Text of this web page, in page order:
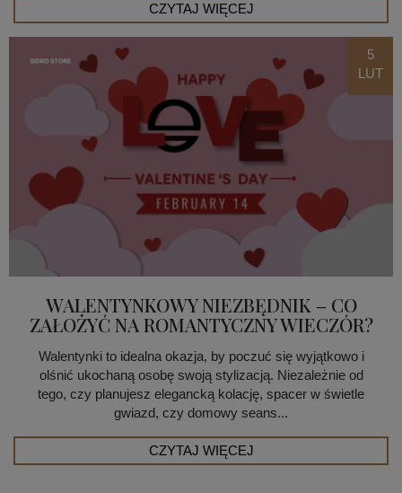
CZYTAJ WIĘCEJ
5
LUT
WALENTYNKOWY NIEZBĘDNIK – CO
ZAŁOŻYĆ NA ROMANTYCZNY WIECZÓR?
Walentynki to idealna okazja, by poczuć się wyjątkowo i
olśnić ukochaną osobę swoją stylizacją. Niezależnie od
tego, czy planujesz elegancką kolację, spacer w świetle
gwiazd, czy domowy seans...
CZYTAJ WIĘCEJ